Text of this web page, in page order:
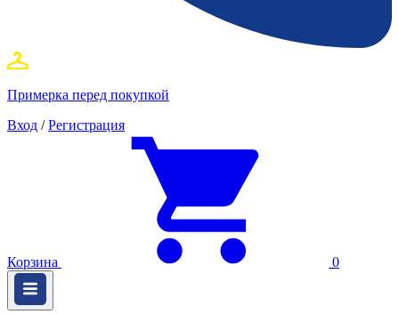
Примерка перед покупкой
Вход / Регистрация
Корзина 0